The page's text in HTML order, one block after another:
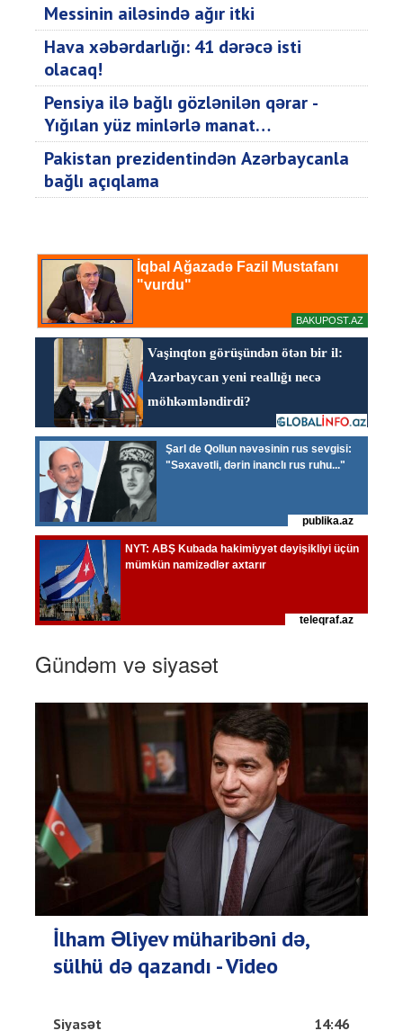
Messinin ailəsində ağır itki
Hava xəbərdarlığı: 41 dərəcə isti
olacaq!
Pensiya ilə bağlı gözlənilən qərar -
Yığılan yüz minlərlə manat…
Pakistan prezidentindən Azərbaycanla
bağlı açıqlama
Gündəm və siyasət
İlham Əliyev müharibəni də,
sülhü də qazandı - Video
Siyasət 14:46